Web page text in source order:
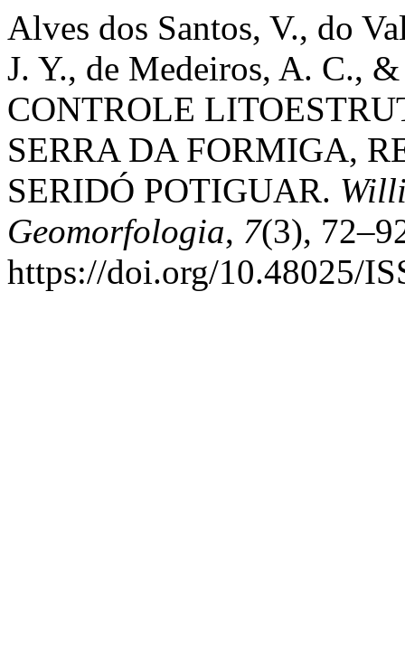
Alves dos Santos, V., do
J. Y., de Medeiros, A. C.,
CONTROLE
SERRA DA FORMIGA,
SERIDÓ POTIGUAR.
Geomorfologia, 7(3),
https://doi.org/10.48025/